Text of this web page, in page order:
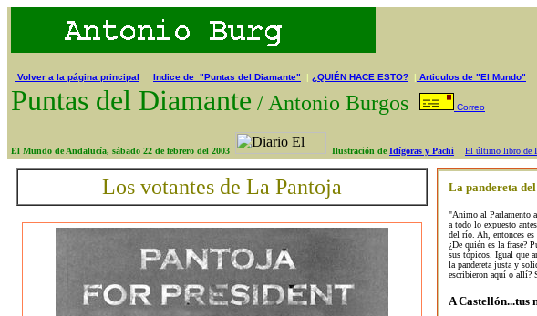
Volver a la página principal Indice de "Puntas del Diamante" | ¿QUIÉN HACE ESTO? | Articulos de "El Mundo"
Puntas del Diamante / Antonio Burgos Correo
El Mundo de Andalucía, sábado 22 de febrero del 2003 Ilustración de Idígoras y Pachi El último libro de
Los votantes de La Pantoja La pandereta
"Animo al Parlamento
a todo lo expuesto
del río. Ah, entonces
¿De quién es la frase?
sus tópicos. Igual que
la pandereta justa y
escribieron aquí o allí?
A Castellón...tus